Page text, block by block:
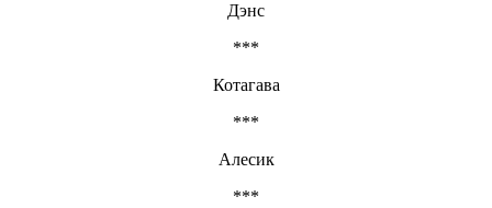
Дэнс
***
Котагава
***
Алесик
***